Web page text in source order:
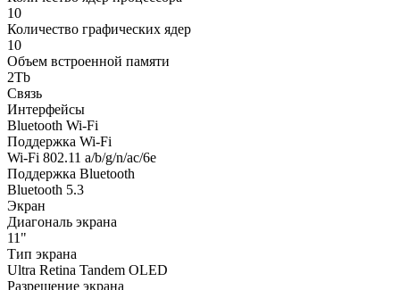
10
Количество графических ядер
10
Объем встроенной памяти
2Tb
Связь
Интерфейсы
Bluetooth Wi-Fi
Поддержка Wi-Fi
Wi-Fi 802.11 a/b/g/n/ac/6e
Поддержка Bluetooth
Bluetooth 5.3
Экран
Диагональ экрана
11"
Тип экрана
Ultra Retina Tandem OLED
Разрешение экрана